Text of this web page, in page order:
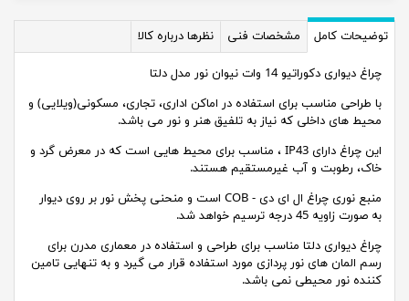
توضیحات کامل مشخصات فنی نظرها درباره کالا
چراغ دیواری دکوراتیو 14 وات نیوان نور مدل دلتا
با طراحی مناسب برای استفاده در اماکن اداری، تجاری، مسکونی(ویلایی) و
محیط های داخلی که نیاز به تلفیق هنر و نور می باشد.
این چراغ دارای IP43 ، مناسب برای محیط هایی است که در معرض گرد و
خاک، رطوبت و آب غیرمستقیم هستند.
منبع نوری چراغ ال ای دی - COB است و منحنی پخش نور بر روی دیوار
به صورت زاویه 45 درجه ترسیم خواهد شد.
چراغ دیواری دلتا مناسب برای طراحی و استفاده در معماری مدرن برای
رسم المان های نور پردازی مورد استفاده قرار می گیرد و به تنهایی تامین
کننده نور محیطی نمی باشد.